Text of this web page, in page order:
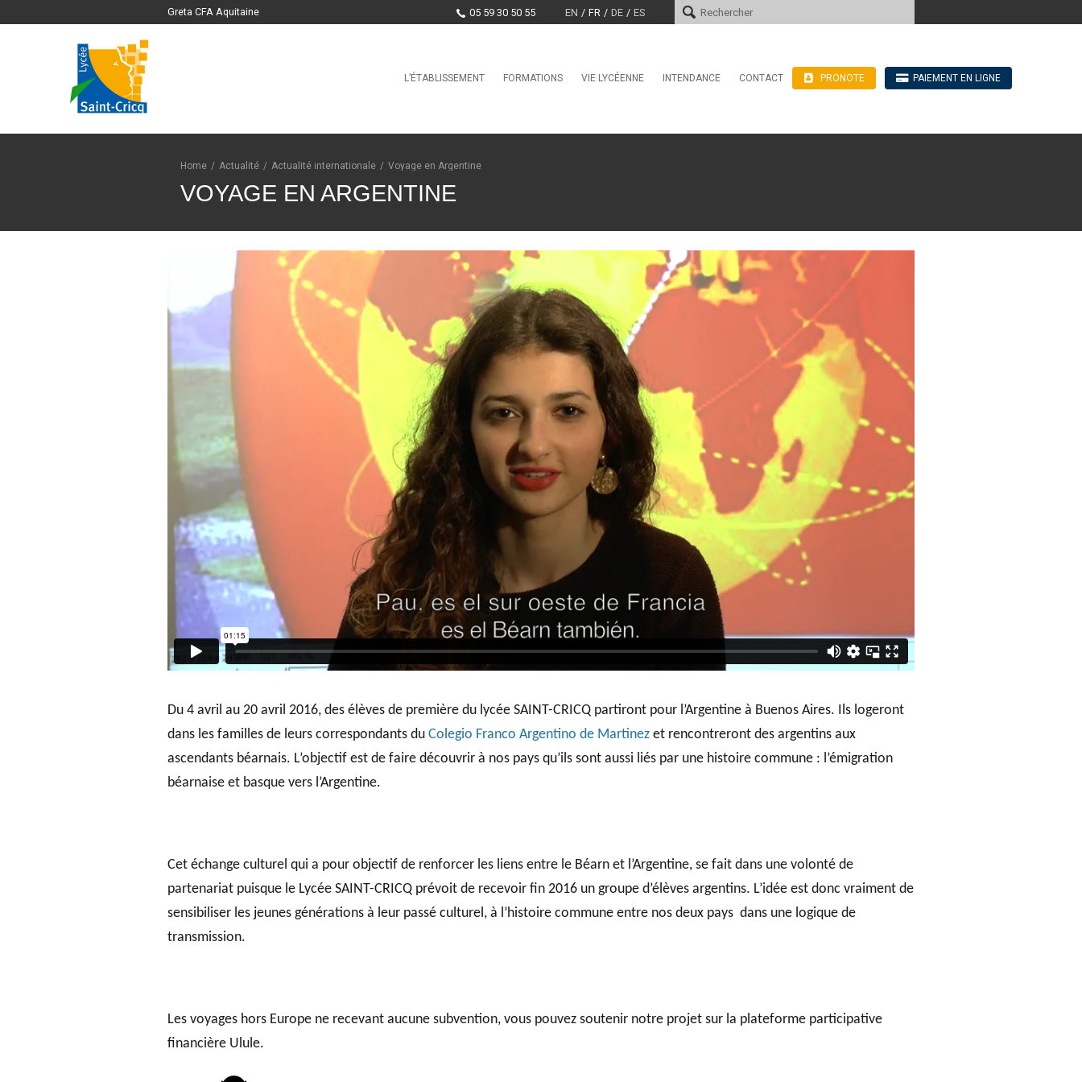
Greta CFA Aquitaine 05 59 30 50 55 EN FR DE ES
L’ÉTABLISSEMENT
Histoire
Offres d’emploi et stages
FORMATIONS
Seconde GT
Bac Pro CIEL
BAC STi2D
CPGE TSI
BTS CCST
BTS CIEL
BTS CRSA
BTS Electrotechnique
BTS CIRA
BTS Apprentissage
Licence Professionnelle
VIE LYCÉENNE
Conseil de la Vie Lycéenne
INTENDANCE
Paiement en ligne
CONTACT PRONOTE PAIEMENT EN LIGNE
Home / Actualité / Actualité internationale / Voyage en Argentine
VOYAGE EN ARGENTINE
Du 4 avril au 20 avril 2016, des élèves de première du lycée SAINT-CRICQ partiront pour l’Argentine à Buenos Aires. Ils logeront
dans les familles de leurs correspondants du Colegio Franco Argentino de Martinez et rencontreront des argentins aux
ascendants béarnais. L’objectif est de faire découvrir à nos pays qu’ils sont aussi liés par une histoire commune : l’émigration
béarnaise et basque vers l’Argentine.
Cet échange culturel qui a pour objectif de renforcer les liens entre le Béarn et l’Argentine, se fait dans une volonté de
partenariat puisque le Lycée SAINT-CRICQ prévoit de recevoir fin 2016 un groupe d’élèves argentins. L’idée est donc vraiment de
sensibiliser les jeunes générations à leur passé culturel, à l’histoire commune entre nos deux pays dans une logique de
transmission.
Les voyages hors Europe ne recevant aucune subvention, vous pouvez soutenir notre projet sur la plateforme participative
financière Ulule.